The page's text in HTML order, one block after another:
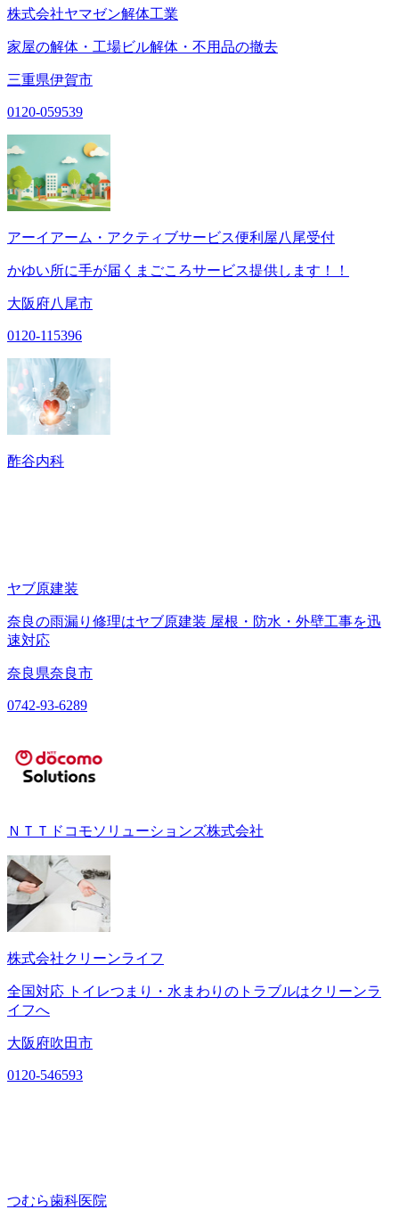
株式会社ヤマゼン解体工業
家屋の解体・工場ビル解体・不用品の撤去
三重県伊賀市
0120-059539
アーイアーム・アクティブサービス便利屋八尾受付
かゆい所に手が届くまごころサービス提供します！！
大阪府八尾市
0120-115396
酢谷内科
ヤブ原建装
奈良の雨漏り修理はヤブ原建装 屋根・防水・外壁工事を迅
速対応
奈良県奈良市
0742-93-6289
ＮＴＴドコモソリューションズ株式会社
株式会社クリーンライフ
全国対応 トイレつまり・水まわりのトラブルはクリーンラ
イフへ
大阪府吹田市
0120-546593
つむら歯科医院